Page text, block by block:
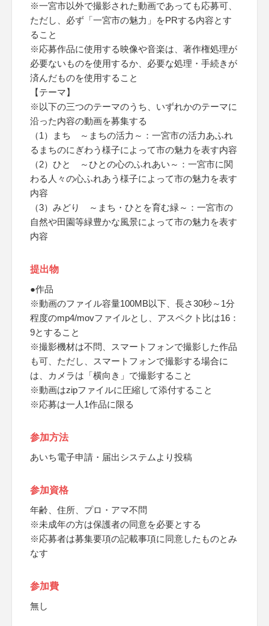
※一宮市以外で撮影された動画であっても応募可、
ただし、必ず「一宮市の魅力」をPRする内容とす
ること
※応募作品に使用する映像や音楽は、著作権処理が
必要ないものを使用するか、必要な処理・手続きが
済んだものを使用すること
【テーマ】
※以下の三つのテーマのうち、いずれかのテーマに
沿った内容の動画を募集する
（1）まち ～まちの活力～：一宮市の活力あふれ
るまちのにぎわう様子によって市の魅力を表す内容
（2）ひと ～ひとの心のふれあい～：一宮市に関
わる人々の心ふれあう様子によって市の魅力を表す
内容
（3）みどり ～まち・ひとを育む緑～：一宮市の
自然や田園等緑豊かな風景によって市の魅力を表す
内容
提出物
●作品
※動画のファイル容量100MB以下、長さ30秒～1分
程度のmp4/movファイルとし、アスペクト比は16：
9とすること
※撮影機材は不問、スマートフォンで撮影した作品
も可、ただし、スマートフォンで撮影する場合に
は、カメラは「横向き」で撮影すること
※動画はzipファイルに圧縮して添付すること
※応募は一人1作品に限る
参加方法
あいち電子申請・届出システムより投稿
参加資格
年齢、住所、プロ・アマ不問
※未成年の方は保護者の同意を必要とする
※応募者は募集要項の記載事項に同意したものとみ
なす
参加費
無し